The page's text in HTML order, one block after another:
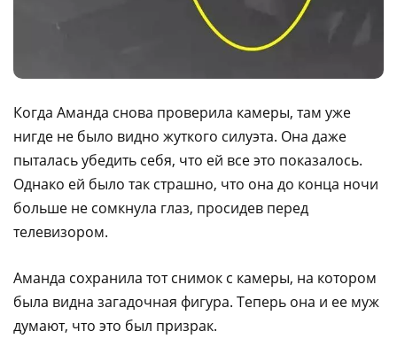
Когда Аманда снова проверила камеры, там уже
нигде не было видно жуткого силуэта. Она даже
пыталась убедить себя, что ей все это показалось.
Однако ей было так страшно, что она до конца ночи
больше не сомкнула глаз, просидев перед
телевизором.
Аманда сохранила тот снимок с камеры, на котором
была видна загадочная фигура. Теперь она и ее муж
думают, что это был призрак.